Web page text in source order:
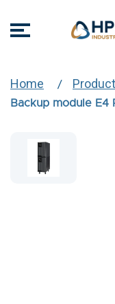
Home
Backup module E4